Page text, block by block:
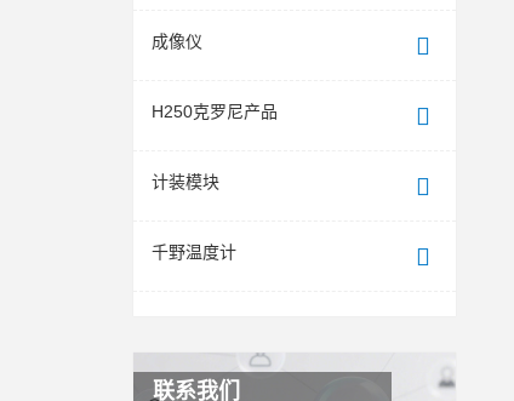
成像仪
H250克罗尼产品
计装模块
千野温度计
联系我们